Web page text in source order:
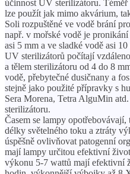
účinnost UV sterilizátoru.
lze použít jak mimo akvárium,
Soli rozpuštěné ve vodě brání
např. v mořské vodě je
asi 5 mm a ve sladké vodě asi
UV sterilizátorů počítají
a tělem sterilizátoru od 4 do 8
vodě, přebytečné dusičnany a
stejně jako použité přípravky s
Sera Morena, Tetra AlguMin
sterilizátoru.
Časem se lampy
délky světelného toku a ztráty
úspěšně ovlivňovat patogenní
mají lampy určitou efektivní
výkonu 5-7 wattů mají efektivní